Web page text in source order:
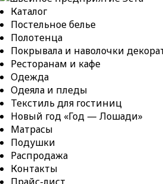
Каталог
Постельное белье
Полотенца
Покрывала и наволочки
Ресторанам и кафе
Одежда
Одеяла и пледы
Текстиль для гостиниц
Новый год «Год — Лошади»
Матрасы
Подушки
Распродажа
Контакты